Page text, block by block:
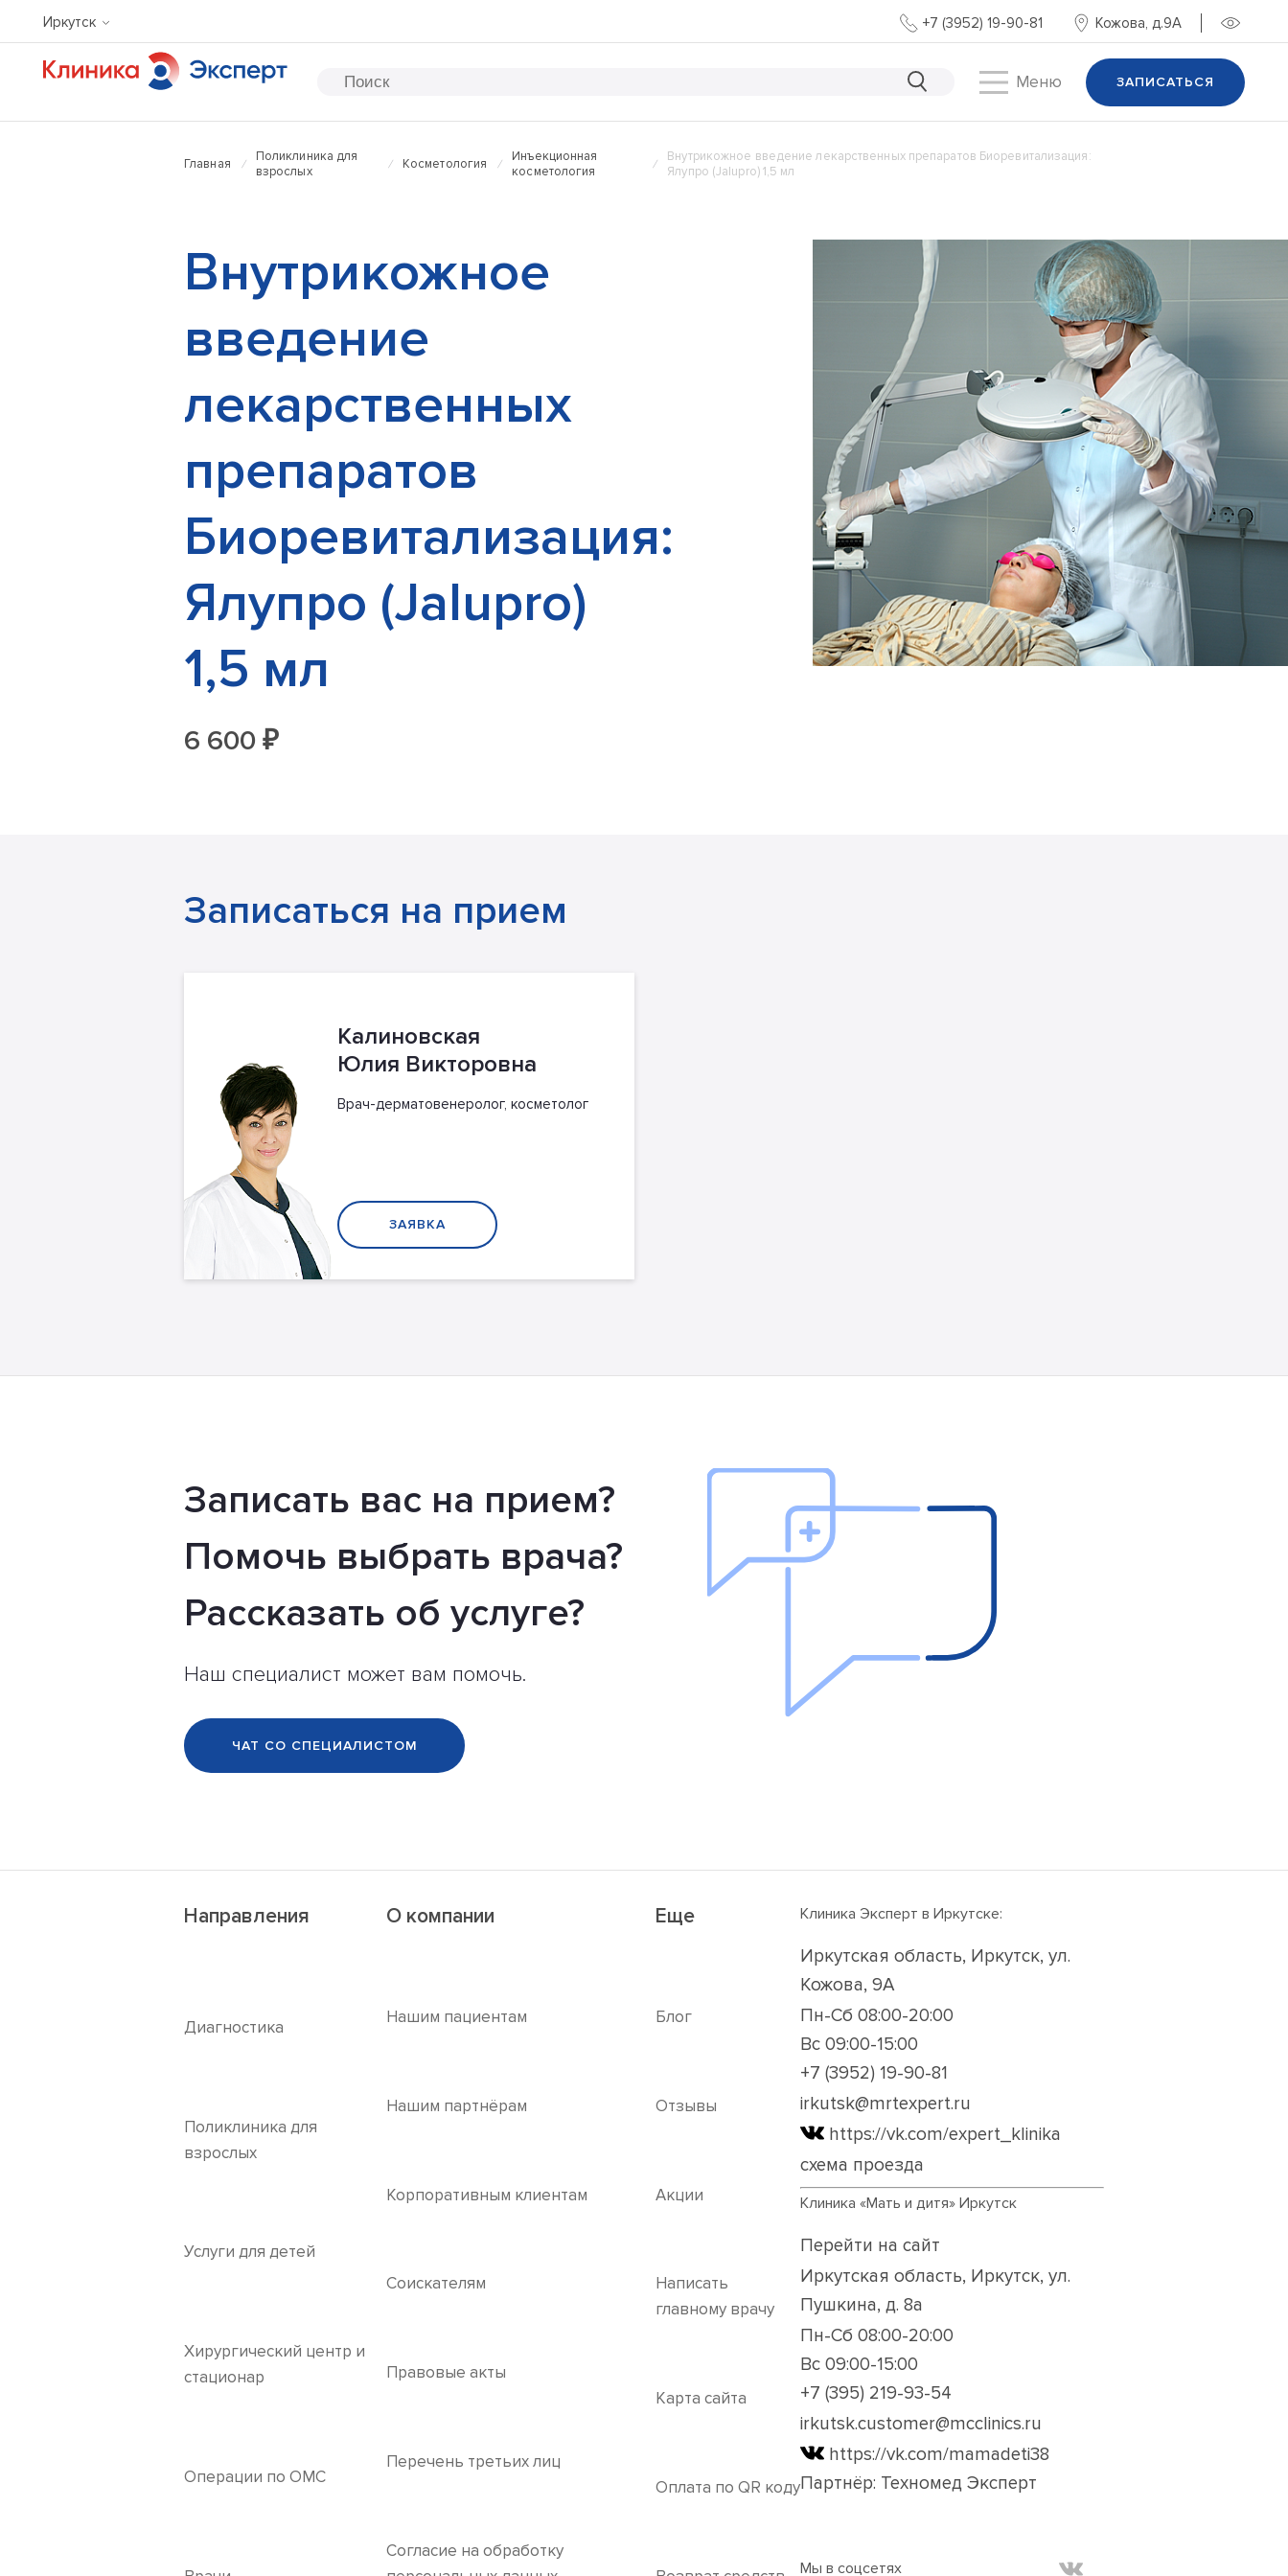
Иркутск +7 (3952) 19-90-81 Кожова, д.9А
Меню ЗАПИСАТЬСЯ
Главная
Поликлиника для
взрослых
Косметология
Инъекционная
косметология
Внутрикожное введение лекарственных препаратов Биоревитализация:
Ялупро (Jаlupro) 1,5 мл
Внутрикожное
введение
лекарственных
препаратов
Биоревитализация:
Ялупро (Jаlupro)
1,5 мл
6 600 ₽
Записаться на прием
Калиновская
Юлия Викторовна
Врач-дерматовенеролог, косметолог
ЗАЯВКА
Записать вас на прием?
Помочь выбрать врача?
Рассказать об услуге?
Наш специалист может вам помочь.
ЧАТ СО СПЕЦИАЛИСТОМ
Направления
Диагностика
Поликлиника для
взрослых
Услуги для детей
Хирургический центр и
стационар
Операции по ОМС
О компании
Нашим пациентам
Нашим партнёрам
Корпоративным клиентам
Соискателям
Правовые акты
Перечень третьих лиц
Согласие на обработку
Еще
Блог
Отзывы
Акции
Написать
главному врачу
Карта сайта
Оплата по QR коду
Клиника Эксперт в Иркутске:
Иркутская область, Иркутск, ул.
Кожова, 9А
Пн-Сб 08:00-20:00
Вс 09:00-15:00
+7 (3952) 19-90-81
irkutsk@mrtexpert.ru
https://vk.com/expert_klinika
схема проезда
Клиника «Мать и дитя» Иркутск
Перейти на сайт
Иркутская область, Иркутск, ул.
Пушкина, д. 8а
Пн-Сб 08:00-20:00
Вс 09:00-15:00
+7 (395) 219-93-54
irkutsk.customer@mcclinics.ru
https://vk.com/mamadeti38
Партнёр: Техномед Эксперт
Мы в соцсетях